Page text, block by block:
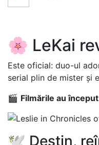
🌸 LeKai
Este oficial: duo-ul
serial plin de mister și
🎬 Filmările au
🕊️ Destin,